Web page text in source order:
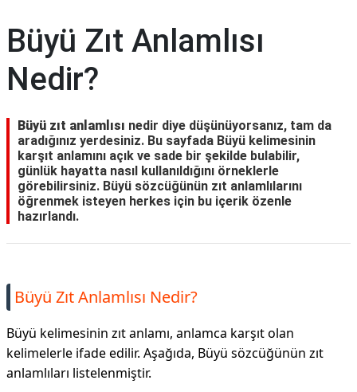
Büyü Zıt Anlamlısı
Nedir?
Büyü zıt anlamlısı nedir diye düşünüyorsanız, tam da
aradığınız yerdesiniz. Bu sayfada Büyü kelimesinin
karşıt anlamını açık ve sade bir şekilde bulabilir,
günlük hayatta nasıl kullanıldığını örneklerle
görebilirsiniz. Büyü sözcüğünün zıt anlamlılarını
öğrenmek isteyen herkes için bu içerik özenle
hazırlandı.
Büyü Zıt Anlamlısı Nedir?
Büyü kelimesinin zıt anlamı, anlamca karşıt olan
kelimelerle ifade edilir. Aşağıda, Büyü sözcüğünün zıt
anlamlıları listelenmiştir.